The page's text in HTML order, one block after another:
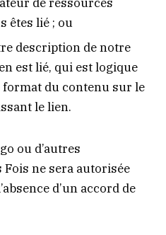
êtes lié ; ou
description de notre
est lié, qui est logique
format du contenu sur le
le lien.
ou d’autres
ne sera autorisée
d’un accord de